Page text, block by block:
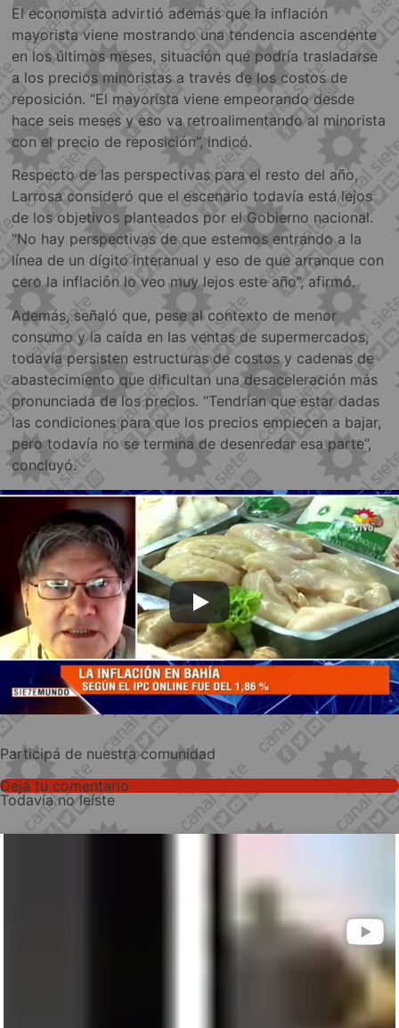
El economista advirtió además que la inflación
mayorista viene mostrando una tendencia ascendente
en los últimos meses, situación que podría trasladarse
a los precios minoristas a través de los costos de
reposición. “El mayorista viene empeorando desde
hace seis meses y eso va retroalimentando al minorista
con el precio de reposición”, indicó.
Respecto de las perspectivas para el resto del año,
Larrosa consideró que el escenario todavía está lejos
de los objetivos planteados por el Gobierno nacional.
“No hay perspectivas de que estemos entrando a la
línea de un dígito interanual y eso de que arranque con
cero la inflación lo veo muy lejos este año”, afirmó.
Además, señaló que, pese al contexto de menor
consumo y la caída en las ventas de supermercados,
todavía persisten estructuras de costos y cadenas de
abastecimiento que dificultan una desaceleración más
pronunciada de los precios. “Tendrían que estar dadas
las condiciones para que los precios empiecen a bajar,
pero todavía no se termina de desenredar esa parte”,
concluyó.
Participá de nuestra comunidad
Dejá tu comentario
Todavía no leíste